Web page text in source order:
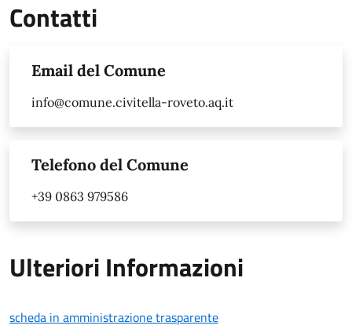
Contatti
Email del Comune
info@comune.civitella-roveto.aq.it
Telefono del Comune
+39 0863 979586
Ulteriori Informazioni
scheda in amministrazione trasparente